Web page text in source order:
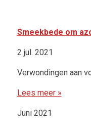
Smeekbede om
2 jul. 2021
Verwondingen aan
Lees meer »
Juni 2021